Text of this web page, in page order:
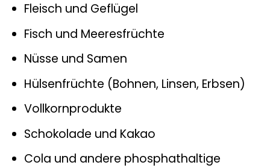
Fleisch und Geflügel
Fisch und Meeresfrüchte
Nüsse und Samen
Hülsenfrüchte (Bohnen, Linsen, Erbsen)
Vollkornprodukte
Schokolade und Kakao
Cola und andere phosphathaltige